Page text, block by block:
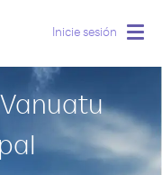
Inicie sesión